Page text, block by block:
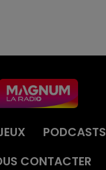
PODCASTS
CONTACTER